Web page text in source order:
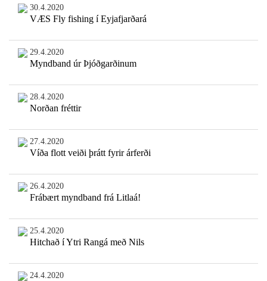
30.4.2020
VÆS Fly fishing í Eyjafjarðará
29.4.2020
Myndband úr Þjóðgarðinum
28.4.2020
Norðan fréttir
27.4.2020
Víða flott veiði þrátt fyrir árferði
26.4.2020
Frábært myndband frá Litlaá!
25.4.2020
Hitchað í Ytri Rangá með Nils
24.4.2020